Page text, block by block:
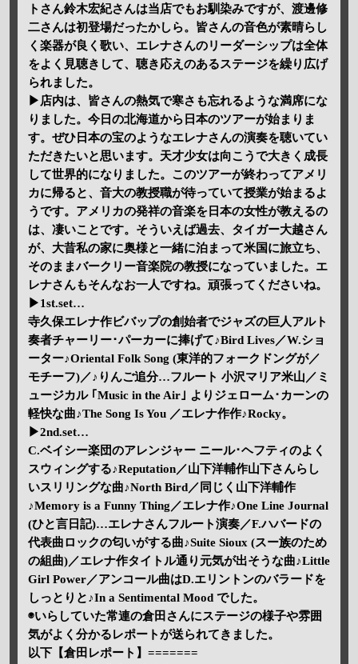
トさん鈴木宏紀さんは当店でもお馴染みですが、渡邊修
二さんは初登場だったかしら。皆さんの音色が素晴らし
く楽器が良く歌い、エレナさんのリーダーシップは全体
をよく見聴きして、聴き応えのあるステージを繰り広げ
られました。
▶店内は、皆さんの熱気で寒さも忘れるような満席にな
りました。今日の北海道から日本のツアーが始まりま
す。ぜひ日本の宝のようなエレナさんの演奏を聴いてい
ただきたいと思います。天才少女は向こうで大きく成長
して世界的になりました。このツアーが終わってアメリ
カに帰ると、音大の教授職が待っていて授業が始まるよ
うです。アメリカの発祥の音楽を日本の女性が教えるの
は、凄いことです。そういえば過去、タイガー大越さん
が、大昔私の家に奥様と一緒に泊まって米国に旅立ち、
そのままバークリー音楽院の教授になっていました。エ
レナさんもそんなお一人ですね。頑張ってくださいね。
▶1st.set…
寺久保エレナ作ビバップの創始者でジャズの巨人アルト
奏者チャーリー･パーカーに捧げて♪Bird Lives／W.ショ
ーター♪Oriental Folk Song (東洋的フォークドングが／
モチーフ)／♪りんご追分…フルート 小沢マリア米山／ミ
ュージカル ｢Music in the Air｣ よりジェローム･カーンの
軽快な曲♪The Song Is You ／エレナ作作♪Rocky。
▶2nd.set…
C.ベイシー楽団のアレンジャー ニール･ヘフティのよく
スウィングする♪Reputation／山下洋輔作山下さんらし
いスリリングな曲♪North Bird／同じく山下洋輔作
♪Memory is a Funny Thing／エレナ作♪One Line Journal
(ひと言日記)…エレナさんフルート演奏／F.ハバードの
代表曲ロックの匂いがする曲♪Suite Sioux (スー族のため
の組曲)／エレナ作タイトル通り元気が出そうな曲♪Little
Girl Power／アンコール曲はD.エリントンのバラードを
しっとりと♪In a Sentimental Mood でした。
◉いらしていた常連の倉田さんにステージの様子や雰囲
気がよく分かるレポートが送られてきました。
以下【倉田レポート】=======